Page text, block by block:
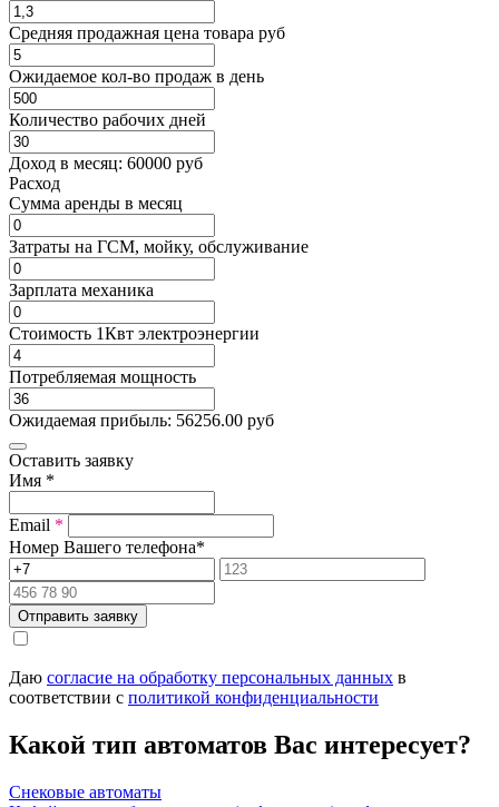
Средняя продажная цена товара руб
Ожидаемое кол-во продаж в день
Количество рабочих дней
Доход в месяц: 60000 руб
Расход
Cумма аренды в месяц
Затраты на ГСМ, мойку, обслуживание
Зарплата механика
Стоимость 1Квт электроэнергии
Потребляемая мощность
Ожидаемая прибыль: 56256.00 руб
Оставить заявку
Имя *
Email *
Номер Вашего телефона*
Отправить заявку
Даю согласие на обработку персональных данных в
соответствии с политикой конфиденциальности
Какой тип автоматов Вас интересует?
Снековые автоматы